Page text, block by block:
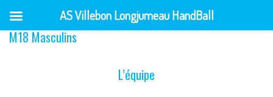
SkipM18 Masculins
L’équipe
AS Villebon Longjumeau HandBall